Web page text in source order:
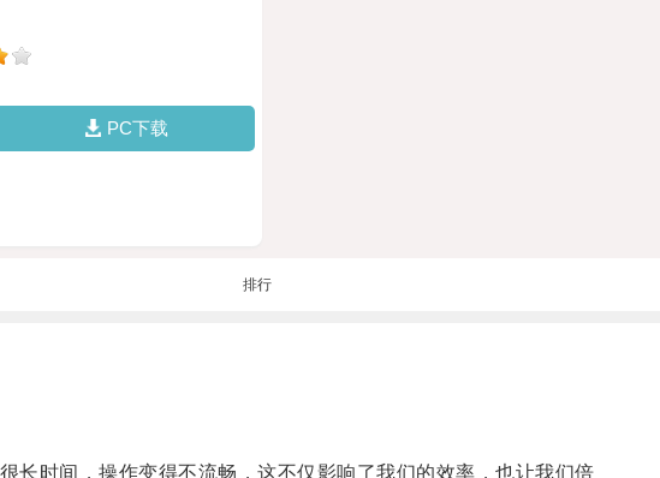
PC下载
排行
时间，操作变得不流畅，这不仅影响了我们的效率，也让我们倍